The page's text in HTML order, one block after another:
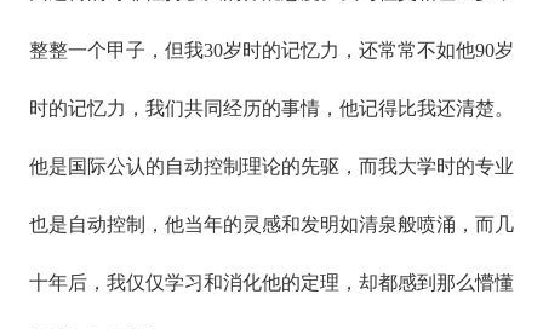
整整一个甲子，但我30岁时的记忆力，还常常不如他90岁
时的记忆力，我们共同经历的事情，他记得比我还清楚。
他是国际公认的自动控制理论的先驱，而我大学时的专业
也是自动控制，他当年的灵感和发明如清泉般喷涌，而几
十年后，我仅仅学习和消化他的定理，却都感到那么懵懂